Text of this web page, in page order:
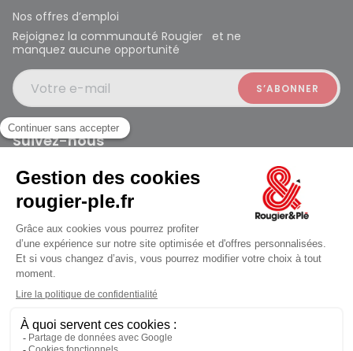
Nos offres d’emploi
Rejoignez la communauté Rougier et ne
manquez aucune opportunité
Votre e-mail
Suivez-nous
Rougier et Plé 2024 Copyright
Mentions légales
Conditions générales des ventes
Données personnelles